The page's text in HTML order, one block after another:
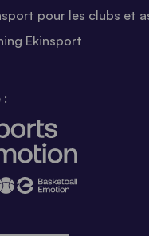
pour les clubs et
Ekinsport
: